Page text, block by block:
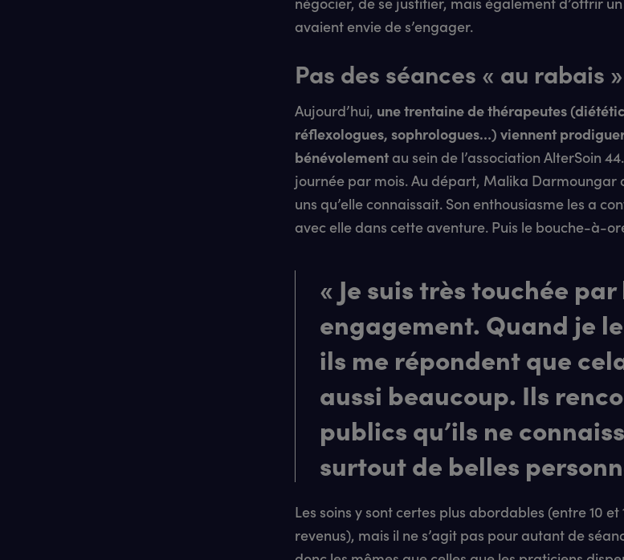
avaient envie de s’engager.
Pas des séances « au rabais »
Aujourd’hui, une trentaine de thérapeutes
réflexologues, sophrologues…) viennent
bénévolement au sein de l’association AlterSoin
journée par mois. Au départ, Malika Darmoungar
uns qu’elle connaissait. Son enthousiasme les a
avec elle dans cette aventure. Puis le bouche-à-
« Je suis très touchée
engagement. Quand je
ils me répondent que
aussi beaucoup. Ils
publics qu’ils ne
surtout de belles
Les soins y sont certes plus abordables (entre 10
revenus), mais il ne s’agit pas pour autant de